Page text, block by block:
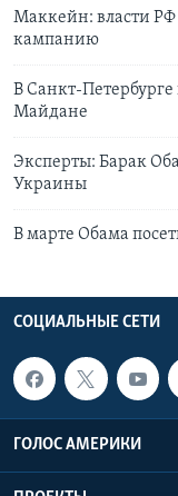
Маккейн: власти
кампанию
В Санкт-
Майдане
Эксперты: Барак
Украины
В марте Обама
СОЦИАЛЬНЫЕ СЕТИ
ГОЛОС АМЕРИКИ